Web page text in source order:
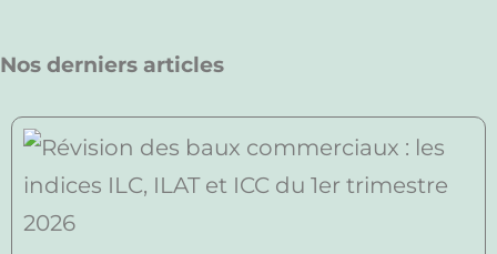
Nos derniers articles